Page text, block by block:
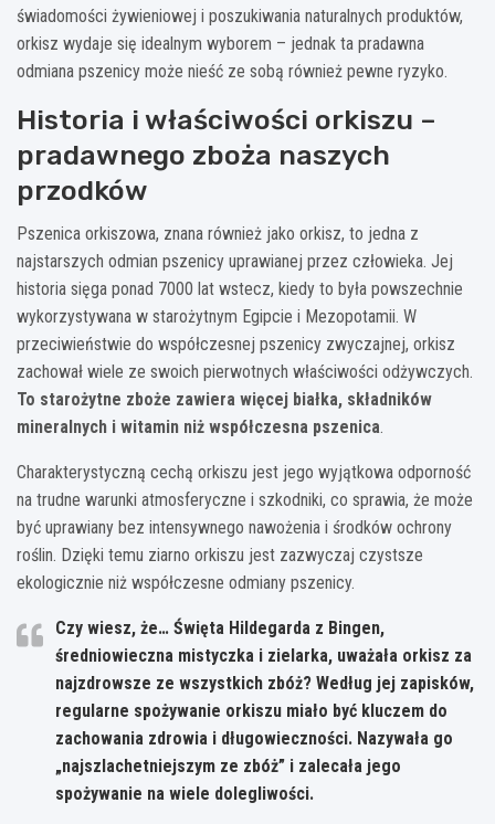
świadomości żywieniowej i poszukiwania naturalnych produktów,
orkisz wydaje się idealnym wyborem – jednak ta pradawna
odmiana pszenicy może nieść ze sobą również pewne ryzyko.
Historia i właściwości orkiszu –
pradawnego zboża naszych
przodków
Pszenica orkiszowa, znana również jako orkisz, to jedna z
najstarszych odmian pszenicy uprawianej przez człowieka. Jej
historia sięga ponad 7000 lat wstecz, kiedy to była powszechnie
wykorzystywana w starożytnym Egipcie i Mezopotamii. W
przeciwieństwie do współczesnej pszenicy zwyczajnej, orkisz
zachował wiele ze swoich pierwotnych właściwości odżywczych.
To starożytne zboże zawiera więcej białka, składników
mineralnych i witamin niż współczesna pszenica.
Charakterystyczną cechą orkiszu jest jego wyjątkowa odporność
na trudne warunki atmosferyczne i szkodniki, co sprawia, że może
być uprawiany bez intensywnego nawożenia i środków ochrony
roślin. Dzięki temu ziarno orkiszu jest zazwyczaj czystsze
ekologicznie niż współczesne odmiany pszenicy.
Czy wiesz, że… Święta Hildegarda z Bingen,
średniowieczna mistyczka i zielarka, uważała orkisz za
najzdrowsze ze wszystkich zbóż? Według jej zapisków,
regularne spożywanie orkiszu miało być kluczem do
zachowania zdrowia i długowieczności. Nazywała go
„najszlachetniejszym ze zbóż” i zalecała jego
spożywanie na wiele dolegliwości.